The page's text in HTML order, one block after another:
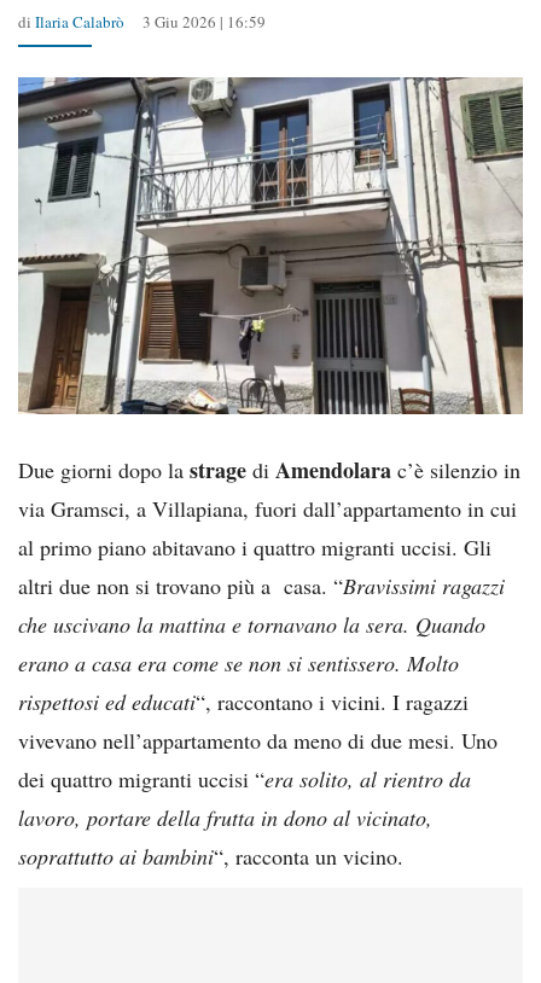
di Ilaria Calabrò 3 Giu 2026 | 16:59
Due giorni dopo la strage di Amendolara c’è silenzio in
via Gramsci, a Villapiana, fuori dall’appartamento in cui
al primo piano abitavano i quattro migranti uccisi. Gli
altri due non si trovano più a casa. “Bravissimi ragazzi
che uscivano la mattina e tornavano la sera. Quando
erano a casa era come se non si sentissero. Molto
rispettosi ed educati“, raccontano i vicini. I ragazzi
vivevano nell’appartamento da meno di due mesi. Uno
dei quattro migranti uccisi “era solito, al rientro da
lavoro, portare della frutta in dono al vicinato,
soprattutto ai bambini“, racconta un vicino.